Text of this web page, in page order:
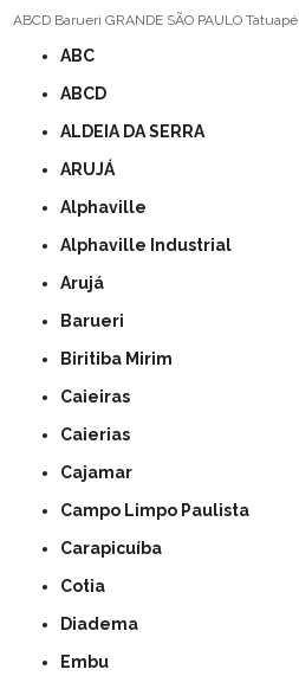
ABCD Barueri GRANDE SÃO PAULO Tatuapé
ABC
ABCD
ALDEIA DA SERRA
ARUJÁ
Alphaville
Alphaville Industrial
Arujá
Barueri
Biritiba Mirim
Caieiras
Caierias
Cajamar
Campo Limpo Paulista
Carapicuíba
Cotia
Diadema
Embu